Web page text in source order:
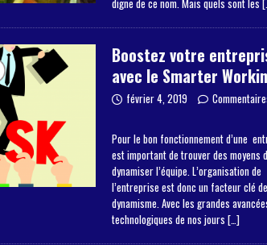
digne de ce nom. Mais quels sont les
Boostez votre
avec le Smarter
février 4, 2019
Pour le bon fonctionnement d’une
est important de trouver des moyens
dynamiser l’équipe. L’organisation de
l’entreprise est donc un facteur clé
dynamisme. Avec les grandes
technologiques de nos jours […]